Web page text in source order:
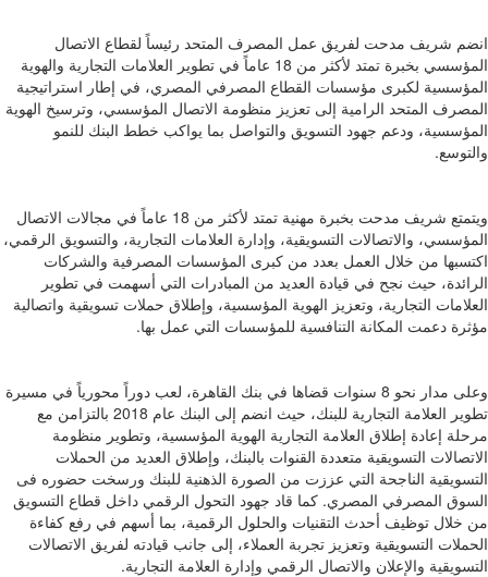
انضم شريف مدحت لفريق عمل المصرف المتحد رئيساً لقطاع الاتصال
المؤسسي بخبرة تمتد لأكثر من 18 عاماً في تطوير العلامات التجارية والهوية
المؤسسية لكبرى مؤسسات القطاع المصرفي المصري، في إطار استراتيجية
المصرف المتحد الرامية إلى تعزيز منظومة الاتصال المؤسسي، وترسيخ الهوية
المؤسسية، ودعم جهود التسويق والتواصل بما يواكب خطط البنك للنمو
والتوسع.
ويتمتع شريف مدحت بخبرة مهنية تمتد لأكثر من 18 عاماً في مجالات الاتصال
المؤسسي، والاتصالات التسويقية، وإدارة العلامات التجارية، والتسويق الرقمي،
اكتسبها من خلال العمل بعدد من كبرى المؤسسات المصرفية والشركات
الرائدة، حيث نجح في قيادة العديد من المبادرات التي أسهمت في تطوير
العلامات التجارية، وتعزيز الهوية المؤسسية، وإطلاق حملات تسويقية واتصالية
مؤثرة دعمت المكانة التنافسية للمؤسسات التي عمل بها.
وعلى مدار نحو 8 سنوات قضاها في بنك القاهرة، لعب دوراً محورياً في مسيرة
تطوير العلامة التجارية للبنك، حيث انضم إلى البنك عام 2018 بالتزامن مع
مرحلة إعادة إطلاق العلامة التجارية الهوية المؤسسية، وتطوير منظومة
الاتصالات التسويقية متعددة القنوات بالبنك، وإطلاق العديد من الحملات
التسويقية الناجحة التي عززت من الصورة الذهنية للبنك ورسخت حضوره فى
السوق المصرفي المصري. كما قاد جهود التحول الرقمي داخل قطاع التسويق
من خلال توظيف أحدث التقنيات والحلول الرقمية، بما أسهم في رفع كفاءة
الحملات التسويقية وتعزيز تجربة العملاء، إلى جانب قيادته لفريق الاتصالات
التسويقية والإعلان والاتصال الرقمي وإدارة العلامة التجارية.